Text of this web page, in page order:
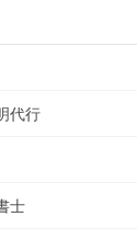
代行
士